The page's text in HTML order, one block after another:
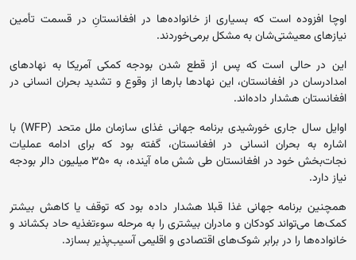
اوچا افزوده است که بسیاری از خانواده‌ها در افغانستانِ در قسمت تأمین
نیازهای معیشتی‌شان به مشکل برمی‌خوردند.
این در حالی است که پس از قطع شدن بودجه کمکی آمریکا به نهادهای
امدادرسان در افغانستان، این نهادها بارها از وقوع و تشدید بحران انسانی در
افغانستان هشدار داده‌اند.
اوایل سال جاری خورشیدی برنامه جهانی غذای سازمان ملل متحد (WFP) با
اشاره به بحران انسانی در افغانستان، گفته بود که برای ادامه عملیات
نجات‌بخش خود در افغانستان طی شش ماه آینده، به ۳۵۰ میلیون دالر بودجه
نیاز دارد.
همچنین برنامه جهانی غذا قبلا هشدار داده بود که توقف یا کاهش بیشتر
کمک‌ها می‌تواند کودکان و مادران بیشتری را به مرحله سوءتغذیه حاد بکشاند و
خانواده‌ها را در برابر شوک‌های اقتصادی و اقلیمی آسیب‌پذیر بسازد.